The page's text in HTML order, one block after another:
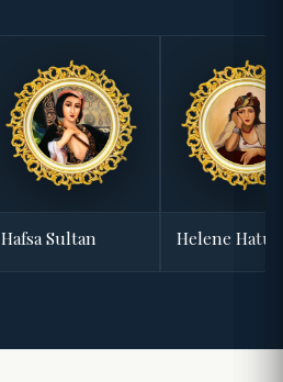
Hafsa Sultan Helene Hatun